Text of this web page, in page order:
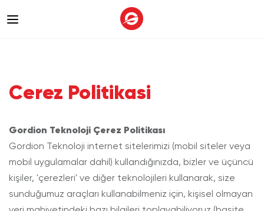
Cerez Politikasi
Gordion Teknoloji Çerez Politikası
Gordion Teknoloji internet sitelerimizi (mobil siteler veya
mobil uygulamalar dahil) kullandığınızda, bizler ve üçüncü
kişiler, 'çerezleri' ve diğer teknolojileri kullanarak, size
sunduğumuz araçları kullanabilmeniz için, kişisel olmayan